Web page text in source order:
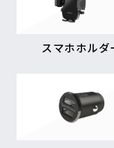
スマホホルダ